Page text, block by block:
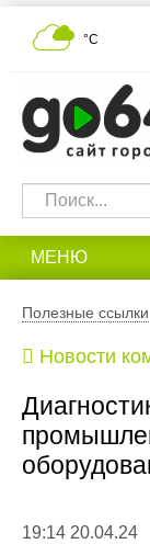
°С
МЕНЮ
Полезные ссылки
Новости
19:14 20.04.24